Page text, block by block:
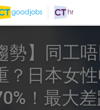
勢】同工
？日本女
！最大